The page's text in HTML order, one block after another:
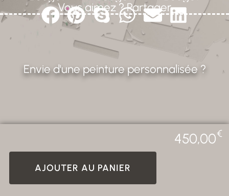
Vous aimez ? Partager
450,00€
AJOUTER AU PANIER
Envie d'une peinture personnalisée ?
CREALAB - 2026 Photos non
Tous droits réservés. ©